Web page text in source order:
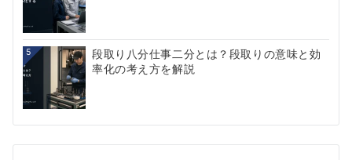
5
段取り八分仕事二分とは？段取りの意味と効
率化の考え方を解説